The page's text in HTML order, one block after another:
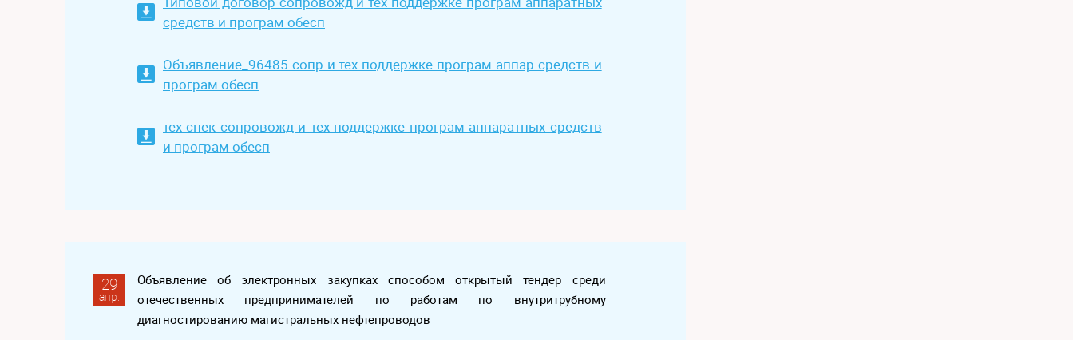
средств и програм обесп
Объявление_96485 сопр и тех поддержке програм аппар средств и
програм обесп
тех спек сопровожд и тех поддержке програм аппаратных средств
и програм обесп
29
апр.
Объявление об электронных закупках способом открытый тендер среди
отечественных предпринимателей по работам по внутритрубному
диагностированию магистральных нефтепроводов